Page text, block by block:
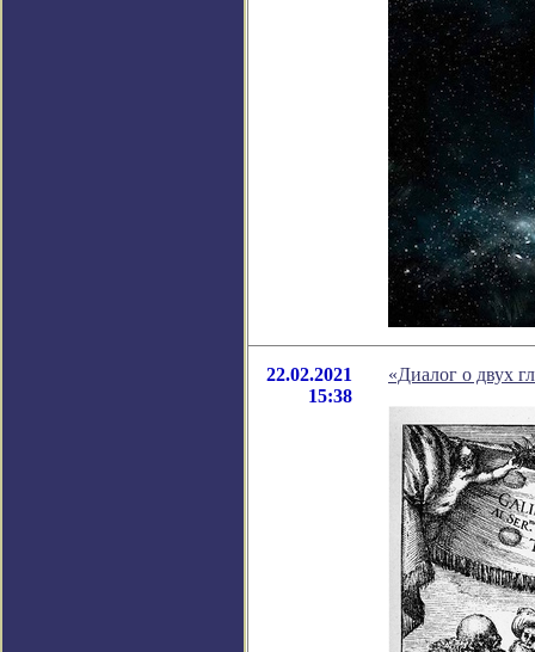
22.02.2021
15:38
«Диалог о двух